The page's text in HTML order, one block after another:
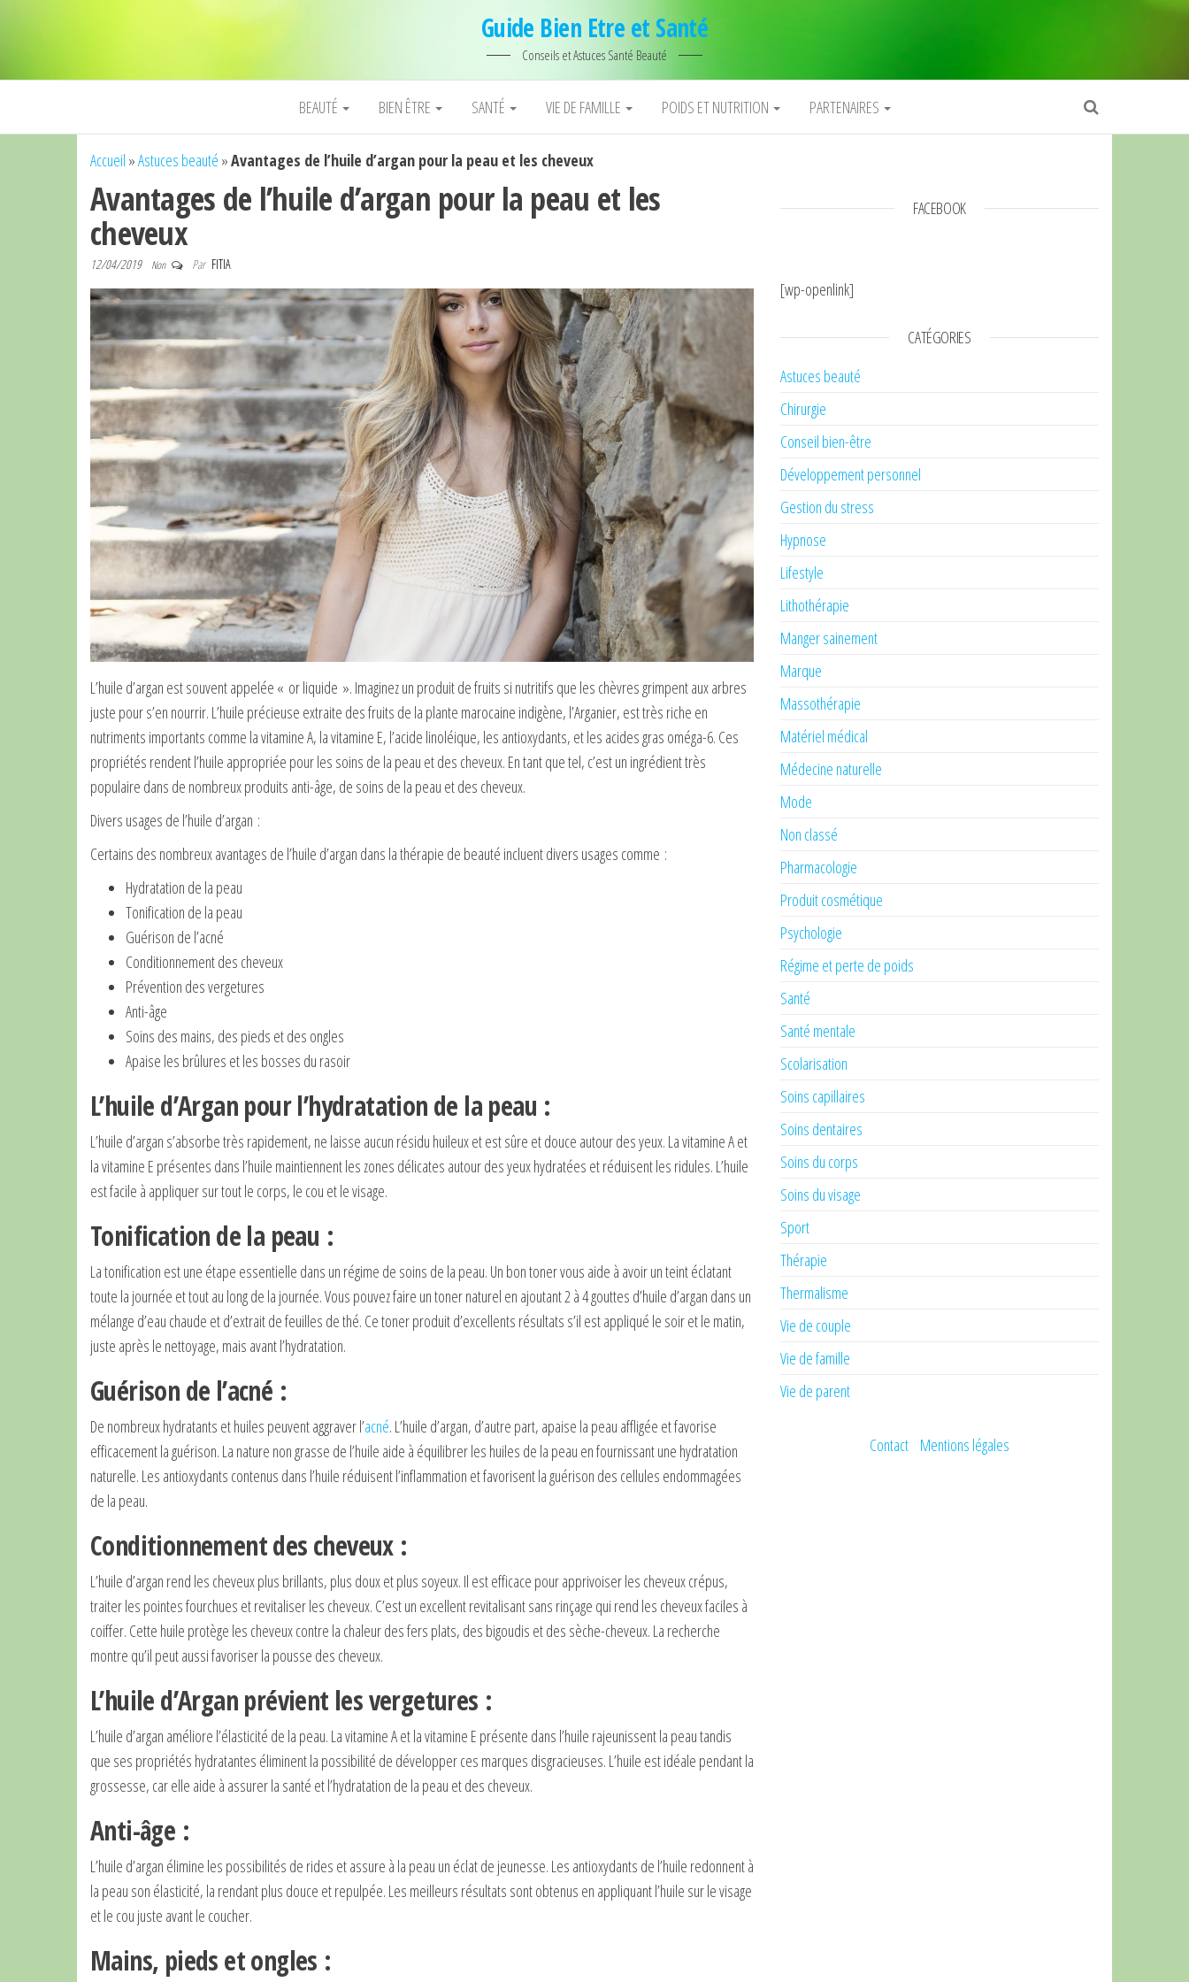
Guide Bien Etre et Santé
Conseils et Astuces Santé Beauté
BEAUTÉ BIEN ÊTRE SANTÉ VIE DE FAMILLE POIDS ET NUTRITION PARTENAIRES
Accueil »Astuces beauté »Avantages de l’huile d’argan pour la peau et les cheveux
Avantages de l’huile d’argan pour la peau et les
cheveux
12/04/2019 Non Par FITIA
L’huile d’argan est souvent appelée « or liquide ». Imaginez un produit de fruits si nutritifs que les chèvres grimpent aux arbres
juste pour s’en nourrir. L’huile précieuse extraite des fruits de la plante marocaine indigène, l’Arganier, est très riche en
nutriments importants comme la vitamine A, la vitamine E, l’acide linoléique, les antioxydants, et les acides gras oméga-6. Ces
propriétés rendent l’huile appropriée pour les soins de la peau et des cheveux. En tant que tel, c’est un ingrédient très
populaire dans de nombreux produits anti-âge, de soins de la peau et des cheveux.
Divers usages de l’huile d’argan :
Certains des nombreux avantages de l’huile d’argan dans la thérapie de beauté incluent divers usages comme :
Hydratation de la peau
Tonification de la peau
Guérison de l’acné
Conditionnement des cheveux
Prévention des vergetures
Anti-âge
Soins des mains, des pieds et des ongles
Apaise les brûlures et les bosses du rasoir
L’huile d’Argan pour l’hydratation de la peau :
L’huile d’argan s’absorbe très rapidement, ne laisse aucun résidu huileux et est sûre et douce autour des yeux. La vitamine A et
la vitamine E présentes dans l’huile maintiennent les zones délicates autour des yeux hydratées et réduisent les ridules. L’huile
est facile à appliquer sur tout le corps, le cou et le visage.
Tonification de la peau :
La tonification est une étape essentielle dans un régime de soins de la peau. Un bon toner vous aide à avoir un teint éclatant
toute la journée et tout au long de la journée. Vous pouvez faire un toner naturel en ajoutant 2 à 4 gouttes d’huile d’argan dans un
mélange d’eau chaude et d’extrait de feuilles de thé. Ce toner produit d’excellents résultats s’il est appliqué le soir et le matin,
juste après le nettoyage, mais avant l’hydratation.
Guérison de l’acné :
De nombreux hydratants et huiles peuvent aggraver l’acné. L’huile d’argan, d’autre part, apaise la peau affligée et favorise
efficacement la guérison. La nature non grasse de l’huile aide à équilibrer les huiles de la peau en fournissant une hydratation
naturelle. Les antioxydants contenus dans l’huile réduisent l’inflammation et favorisent la guérison des cellules endommagées
de la peau.
Conditionnement des cheveux :
L’huile d’argan rend les cheveux plus brillants, plus doux et plus soyeux. Il est efficace pour apprivoiser les cheveux crépus,
traiter les pointes fourchues et revitaliser les cheveux. C’est un excellent revitalisant sans rinçage qui rend les cheveux faciles à
coiffer. Cette huile protège les cheveux contre la chaleur des fers plats, des bigoudis et des sèche-cheveux. La recherche
montre qu’il peut aussi favoriser la pousse des cheveux.
L’huile d’Argan prévient les vergetures :
L’huile d’argan améliore l’élasticité de la peau. La vitamine A et la vitamine E présente dans l’huile rajeunissent la peau tandis
que ses propriétés hydratantes éliminent la possibilité de développer ces marques disgracieuses. L’huile est idéale pendant la
grossesse, car elle aide à assurer la santé et l’hydratation de la peau et des cheveux.
Anti-âge :
L’huile d’argan élimine les possibilités de rides et assure à la peau un éclat de jeunesse. Les antioxydants de l’huile redonnent à
la peau son élasticité, la rendant plus douce et repulpée. Les meilleurs résultats sont obtenus en appliquant l’huile sur le visage
et le cou juste avant le coucher.
Mains, pieds et ongles :
FACEBOOK
[wp-openlink]
CATÉGORIES
Astuces beauté
Chirurgie
Conseil bien-être
Développement personnel
Gestion du stress
Hypnose
Lifestyle
Lithothérapie
Manger sainement
Marque
Massothérapie
Matériel médical
Médecine naturelle
Mode
Non classé
Pharmacologie
Produit cosmétique
Psychologie
Régime et perte de poids
Santé
Santé mentale
Scolarisation
Soins capillaires
Soins dentaires
Soins du corps
Soins du visage
Sport
Thérapie
Thermalisme
Vie de couple
Vie de famille
Vie de parent
Contact Mentions légales